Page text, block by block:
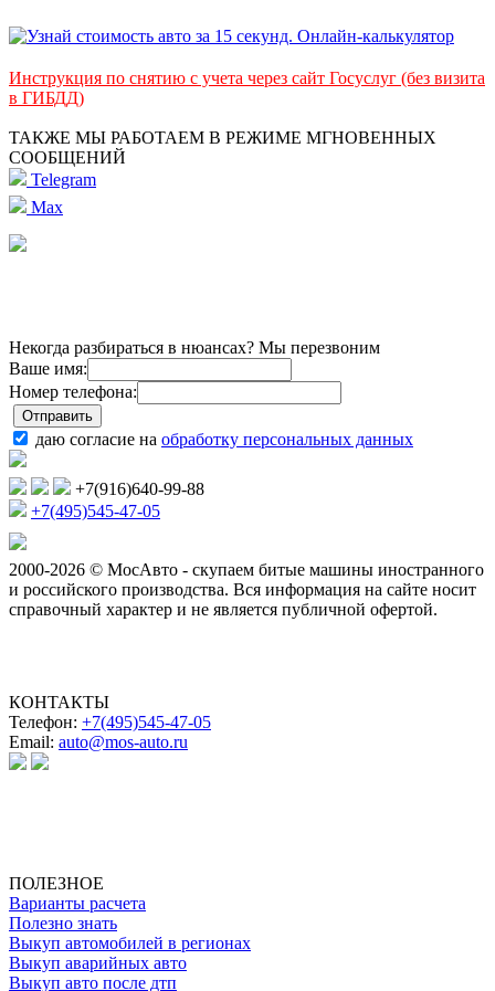
Инструкция по снятию с учета через сайт Госуслуг (без визита
в ГИБДД)
ТАКЖЕ МЫ РАБОТАЕМ В РЕЖИМЕ МГНОВЕННЫХ
СООБЩЕНИЙ
Telegram
Max
Некогда разбираться в нюансах? Мы перезвоним
Ваше имя:
Номер телефона:
даю согласие на обработку персональных данных
+7(916)640-99-88
+7(495)545-47-05
2000-2026 © МосАвто - скупаем битые машины иностранного
и российского производства. Вся информация на сайте носит
справочный характер и не является публичной офертой.
КОНТАКТЫ
Телефон: +7(495)545-47-05
Email: auto@mos-auto.ru
ПОЛЕЗНОЕ
Варианты расчета
Полезно знать
Выкуп автомобилей в регионах
Выкуп аварийных авто
Выкуп авто после дтп